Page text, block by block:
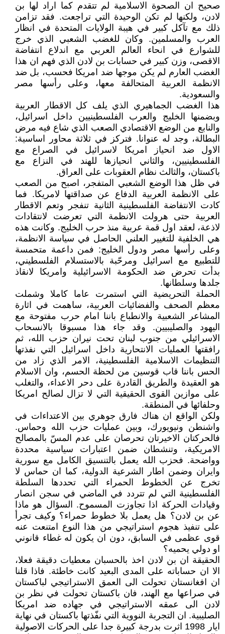
صحيح ان الصحوة الاسلامية لم تتقدم كما اراد لها بن
لادن، ولكنها لم تكن الوحيدة التي تراجعت. فقد تزامن
ذلك مع تآكل كبير في هيبة الولايات المتحدة في انظار
العرب والمسلمين. وكان للغضب الشعبي الذي خرج
للشوارع في انحاء العالم العربي مع اندلاع انتفاضة
الاقصى، وزن كبير في حسابات بن لادن الذي فهم ان هذا
الغضب العارم لم يكن موجها ضد امريكا فحسب، بل ضد
الانظمة العربية المتحالفة معها، وعلى رأسها مصر
والسعودية.
هذا الغضب الجماهيري الذي يلف كل الاقطار العربية
وبضمنها الخليج والعرب الفلسطينيين داخل اسرائيل،
والنابع من الوضع الاقتصادي الصعب الذي شاع فيه مرض
البطالة، وجد له عنوانا. فتركز في ثلاثة محاور اساسية:
الاول ضد انحياز امريكا لاسرائيل في الصراع مع
الفلسطينيين، والثاني انحيازها للهند في النزاع مع
باكستان، والثالث نظام العقوبات على العراق.
في ظل هذا الوضع الشعبي المتفجر، اصبح من الصعب
على الانظمة العربية الدفاع عن صداقتها لامريكا. فما
كادت الانتفاضة الفلسطينية الثانية تنفجر وتعم الاقطار
العربية حتى هرولت الانظمة التي تعرضت لانتقادات
لاذعة، لعقد اول قمة عربية منذ حرب الخليج. وكانت هذه
هي الخلفية للتغيير العلني الحاصل في سياسة الانظمة،
وعلى رأسها مصر ودول الخليج: فمن داعمة متحمسة
للتطبيع مع اسرائيل ومرحّبة بالاستسلام الفلسطيني،
بدأت تحرض ضد الحكومة الاسرائيلية وامريكا لانقاذ
جلدها وسلطانها.
الحملة التحريضية التي استمرت عاما كاملا وشملت
معظم الصحف والفضائيات العربية، ساهمت في اثارة
المشاعر الشعبية والانطباع باننا امام حرب مفتوحة مع
اليهود والصليبيين. وقد جاء هذا مسبوقا بالانسحاب
الاسرائيلي من جنوب لبنان تحت نيران حزب الله، ثم
رافقتها العمليات الانتحارية داخل اسرائيل التي نفذتها
التنظيمات الاسلامية الفلسطينية، الامر الذي زاد من
الحس باننا قاب قوسين من لحظة الحسم، وان الاسلام
هو العقيدة والطريق القادرة على دحر الاعداء، والتغلب
على موازين القوى الحقيقية التي لا تزال لصالح امريكا
وحلفائها في المنطقة.
ولكن الواقع ان هناك فارق جوهري بين الاعتداءات في
واشنطن ونيويورك، وبين عمليات حزب الله وحماس.
فالحركتان الاخيرتان تحرصان على عدم المسّ بالمصالح
الامريكية، وتنشطان ضمن اعتبارات سياسية محددة
وواضحة. فحزب الله يعمل بالتنسيق الكامل مع سورية
وايران وضمن اطار الشرعية الدولية، كما ان حماس لا
تخرج عن الخطوط الحمراء التي تحددها السلطة
الفلسطينية التي لم تتردد في الماضي في سجن انصار
وقيادات الحركة اذا تجاوزت المسموح. السؤال هو ماذا
عن بن لادن؟ هل يعمل بلا خطوط حمراء؟ وكيف تجرأ
على تنفيذ هجوم استراتيجي من هذا النوع امتنعت عنه
قوى عظمى في السابق، دون ان يكون له غطاء قانوني
او دولي يحميه؟
الحقيقة ان بن لادن اخذ بالحسبان معطيات دقيقة فعلا،
الا ان حساباته على المدى البعيد كانت خاطئة. فاذا قلنا
ان افغانستان تحولت الى العمق الاستراتيجي لباكستان
في صراعها مع الهند، فان باكستان تحولت في نظر بن
لادن الى عمقه الاستراتيجي في جهاده ضد امريكا
الصليبية. ان التجربة النووية التي نفّذتها باكستان في نهاية
ايار 1998 اثرت بدرجة كبيرة جدا على الحركات الاصولية